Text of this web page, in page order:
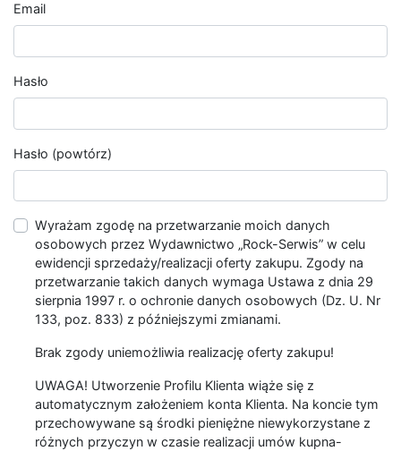
Email
Hasło
Hasło (powtórz)
Wyrażam zgodę na przetwarzanie moich danych
osobowych przez Wydawnictwo „Rock-Serwis” w celu
ewidencji sprzedaży/realizacji oferty zakupu. Zgody na
przetwarzanie takich danych wymaga Ustawa z dnia 29
sierpnia 1997 r. o ochronie danych osobowych (Dz. U. Nr
133, poz. 833) z późniejszymi zmianami.
Brak zgody uniemożliwia realizację oferty zakupu!
UWAGA! Utworzenie Profilu Klienta wiąże się z
automatycznym założeniem konta Klienta. Na koncie tym
przechowywane są środki pieniężne niewykorzystane z
różnych przyczyn w czasie realizacji umów kupna-